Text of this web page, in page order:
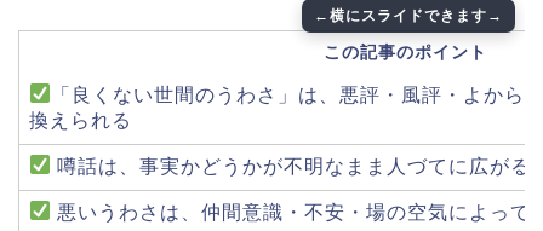
この記事のポイント
「良くない世間のうわさ」は、悪評・風評・よから
換えられる
噂話は、事実かどうかが不明なまま人づてに広がる
悪いうわさは、仲間意識・不安・場の空気によって